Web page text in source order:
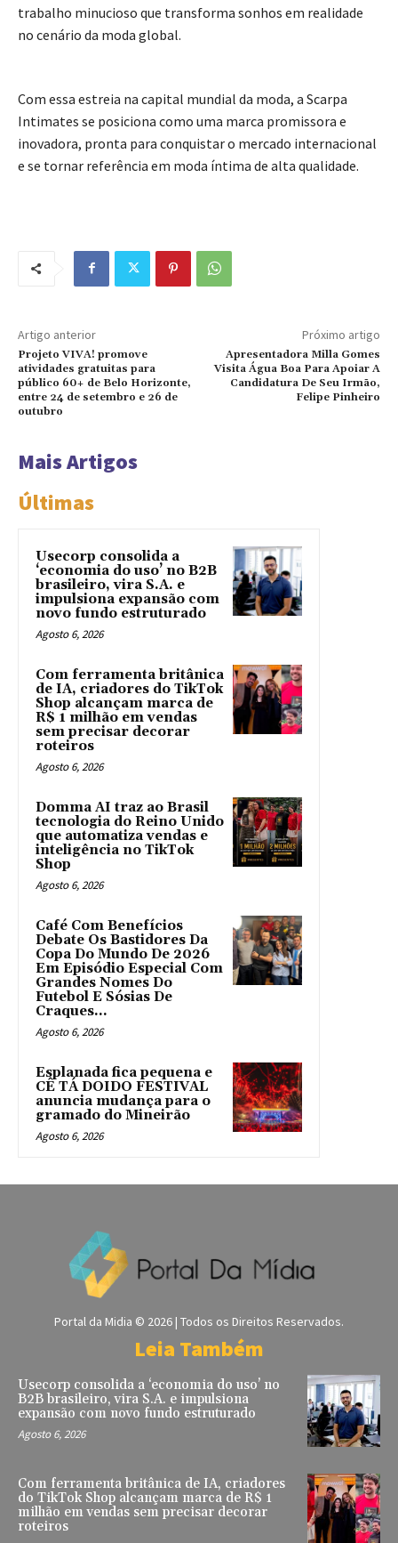
trabalho minucioso que transforma sonhos em realidade
no cenário da moda global.
Com essa estreia na capital mundial da moda, a Scarpa
Intimates se posiciona como uma marca promissora e
inovadora, pronta para conquistar o mercado internacional
e se tornar referência em moda íntima de alta qualidade.
Artigo anterior
Projeto VIVA! promove
atividades gratuitas para
público 60+ de Belo Horizonte,
entre 24 de setembro e 26 de
outubro
Próximo artigo
Apresentadora Milla Gomes
Visita Água Boa Para Apoiar A
Candidatura De Seu Irmão,
Felipe Pinheiro
Mais Artigos
Últimas
Usecorp consolida a
‘economia do uso’ no B2B
brasileiro, vira S.A. e
impulsiona expansão com
novo fundo estruturado
Agosto 6, 2026
Com ferramenta britânica
de IA, criadores do TikTok
Shop alcançam marca de
R$ 1 milhão em vendas
sem precisar decorar
roteiros
Agosto 6, 2026
Domma AI traz ao Brasil
tecnologia do Reino Unido
que automatiza vendas e
inteligência no TikTok
Shop
Agosto 6, 2026
Café Com Benefícios
Debate Os Bastidores Da
Copa Do Mundo De 2026
Em Episódio Especial Com
Grandes Nomes Do
Futebol E Sósias De
Craques...
Agosto 6, 2026
Esplanada fica pequena e
CÊ TÁ DOIDO FESTIVAL
anuncia mudança para o
gramado do Mineirão
Agosto 6, 2026
Portal da Midia © 2026 | Todos os Direitos Reservados.
Leia Também
Usecorp consolida a ‘economia do uso’ no
B2B brasileiro, vira S.A. e impulsiona
expansão com novo fundo estruturado
Agosto 6, 2026
Com ferramenta britânica de IA, criadores
do TikTok Shop alcançam marca de R$ 1
milhão em vendas sem precisar decorar
roteiros